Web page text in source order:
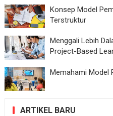
Konsep Model
Terstruktur
Menggali Lebih
Project-Based
Memahami Model
ARTIKEL BARU